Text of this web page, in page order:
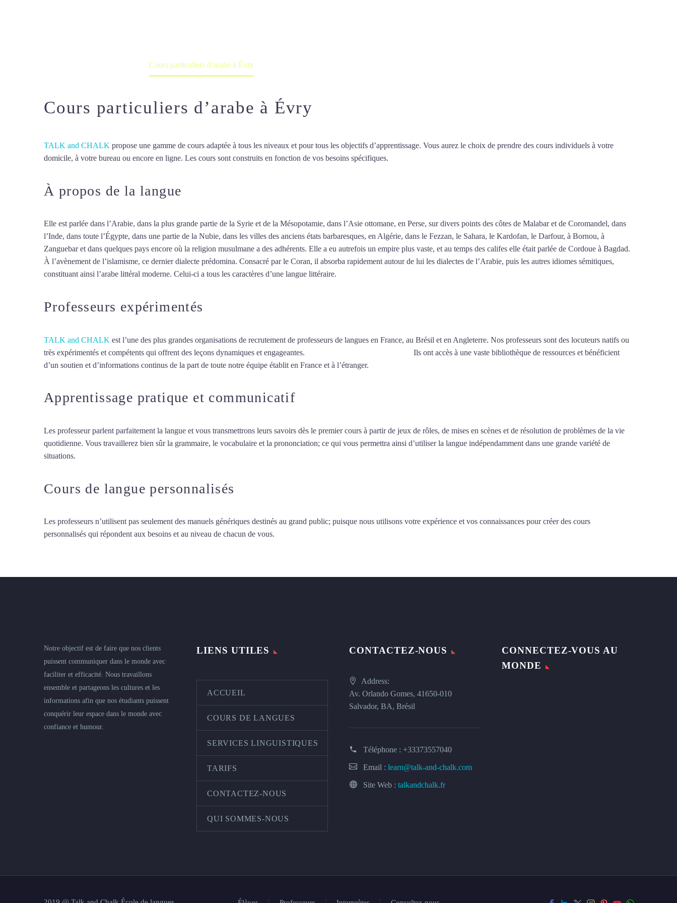
Cours particuliers d’arabe à Évry
Cours particuliers d’arabe à Évry
TALK and CHALK propose une gamme de cours adaptée à tous les niveaux et pour tous les objectifs d’apprentissage. Vous aurez le choix de prendre des cours individuels à votre
domicile, à votre bureau ou encore en ligne. Les cours sont construits en fonction de vos besoins spécifiques.
À propos de la langue
Elle est parlée dans l’Arabie, dans la plus grande partie de la Syrie et de la Mésopotamie, dans l’Asie ottomane, en Perse, sur divers points des côtes de Malabar et de Coromandel, dans
l’Inde, dans toute l’Égypte, dans une partie de la Nubie, dans les villes des anciens états barbaresques, en Algérie, dans le Fezzan, le Sahara, le Kardofan, le Darfour, à Bornou, à
Zanguebar et dans quelques pays encore où la religion musulmane a des adhérents. Elle a eu autrefois un empire plus vaste, et au temps des califes elle était parlée de Cordoue à Bagdad.
À l’avènement de l’islamisme, ce dernier dialecte prédomina. Consacré par le Coran, il absorba rapidement autour de lui les dialectes de l’Arabie, puis les autres idiomes sémitiques,
constituant ainsi l’arabe littéral moderne. Celui-ci a tous les caractères d’une langue littéraire.
Professeurs expérimentés
TALK and CHALK est l’une des plus grandes organisations de recrutement de professeurs de langues en France, au Brésil et en Angleterre. Nos professeurs sont des locuteurs natifs ou
très expérimentés et compétents qui offrent des leçons dynamiques et engageantes.
Ils ont accès à une vaste bibliothèque de ressources et bénéficient
d’un soutien et d’informations continus de la part de toute notre équipe établit en France et à l’étranger.
Apprentissage pratique et communicatif
Les professeur parlent parfaitement la langue et vous transmettrons leurs savoirs dès le premier cours à partir de jeux de rôles, de mises en scènes et de résolution de problèmes de la vie
quotidienne. Vous travaillerez bien sûr la grammaire, le vocabulaire et la prononciation; ce qui vous permettra ainsi d’utiliser la langue indépendamment dans une grande variété de
situations.
Cours de langue personnalisés
Les professeurs n’utilisent pas seulement des manuels génériques destinés au grand public; puisque nous utilisons votre expérience et vos connaissances pour créer des cours
personnalisés qui répondent aux besoins et au niveau de chacun de vous.
Notre objectif est de faire que nos clients
puissent communiquer dans le monde avec
faciliter et efficacité. Nous travaillons
ensemble et partageons les cultures et les
informations afin que nos étudiants puissent
conquérir leur espace dans le monde avec
confiance et humour.
LIENS UTILES
ACCUEIL
COURS DE LANGUES
SERVICES LINGUISTIQUES
TARIFS
CONTACTEZ-NOUS
QUI SOMMES-NOUS
CONTACTEZ-NOUS
Address:
Av. Orlando Gomes, 41650-010
Salvador, BA, Brésil
Téléphone : +33373557040
Email : learn@talk-and-chalk.com
Site Web : talkandchalk.fr
CONNECTEZ-VOUS AU
MONDE